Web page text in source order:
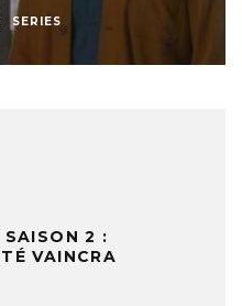
SERIES
2 :
VAINCRA